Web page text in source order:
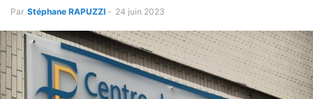
Par Stéphane RAPUZZI - 24 juin 2023